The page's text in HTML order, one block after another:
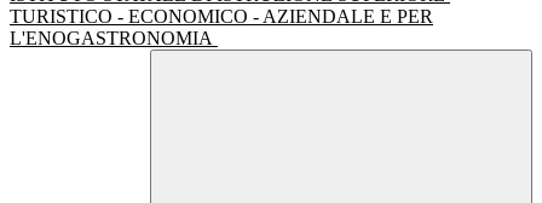
TURISTICO - ECONOMICO - AZIENDALE E PER
L'ENOGASTRONOMIA